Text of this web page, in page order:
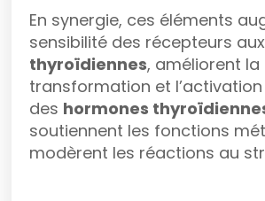
En synergie, ces éléments
sensibilité des récepteurs aux
thyroïdiennes, améliorent la
transformation et l’activation
des hormones
soutiennent les fonctions
modèrent les réactions au